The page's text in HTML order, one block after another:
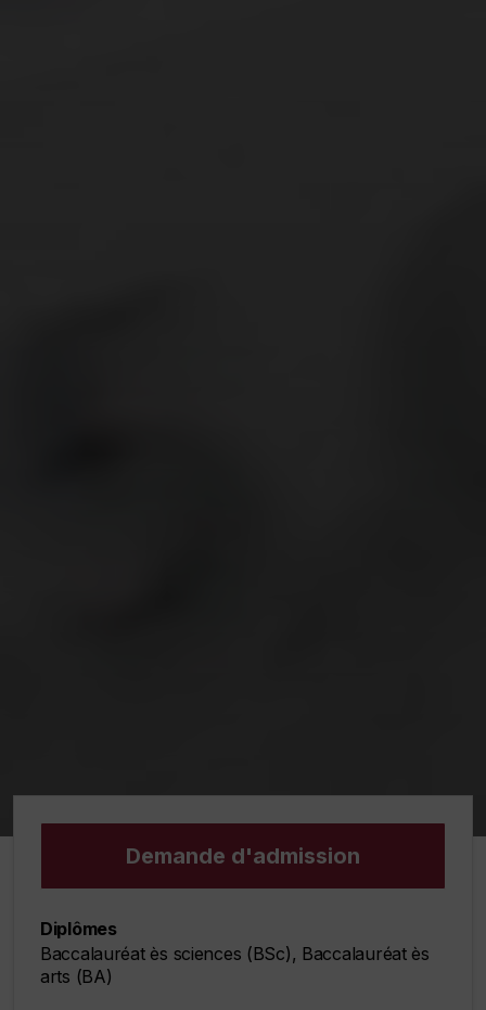
Demande d'admission
Diplômes
Baccalauréat ès sciences (BSc), Baccalauréat ès
arts (BA)